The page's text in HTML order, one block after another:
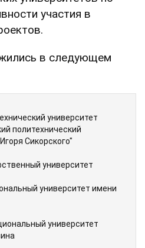
участия в
в следующем
университет
политехнический
Сикорского"
университет
университет имени
университет